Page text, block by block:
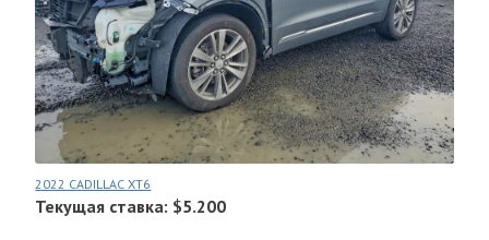
2022 CADILLAC XT6
Текущая ставка: $5.200